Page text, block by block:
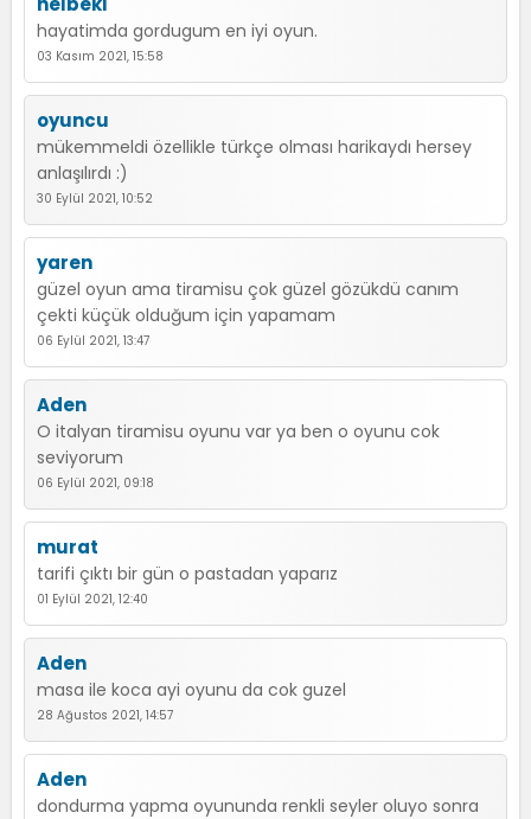
hayatimda gordugum en iyi oyun.
03 Kasım 2021, 15:58
oyuncu
mükemmeldi özellikle türkçe olması harikaydı hersey
anlaşılırdı :)
30 Eylül 2021, 10:52
yaren
güzel oyun ama tiramisu çok güzel gözükdü canım
çekti küçük olduğum için yapamam
06 Eylül 2021, 13:47
Aden
O italyan tiramisu oyunu var ya ben o oyunu cok
seviyorum
06 Eylül 2021, 09:18
murat
tarifi çıktı bir gün o pastadan yaparız
01 Eylül 2021, 12:40
Aden
masa ile koca ayi oyunu da cok guzel
28 Ağustos 2021, 14:57
Aden
dondurma yapma oyununda renkli seyler oluyo sonra